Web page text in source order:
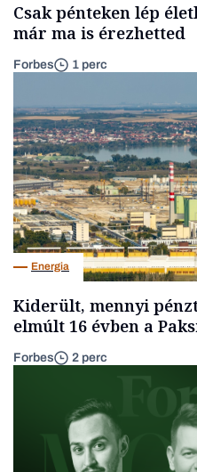
Csak pénteken lép
már ma is érezhetted
Forbes 1 perc
Energia
Kiderült, mennyi
elmúlt 16 évben a
Forbes 2 perc